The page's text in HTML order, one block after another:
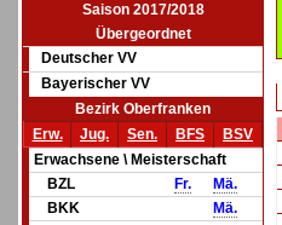
Saison 2017/2018
Übergeordnet
Deutscher VV
Bayerischer VV
Bezirk Oberfranken
Erw.
Jug. Sen. BFS
BSV
Erwachsene \ Meisterschaft
BZL
Fr.
Mä.
BKK
Mä.